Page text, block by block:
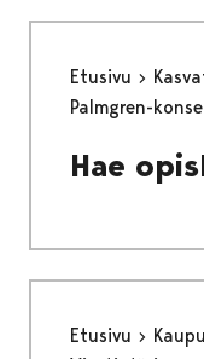
Etusivu
Palmgren-
Hae
Etusivu